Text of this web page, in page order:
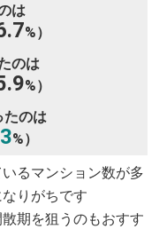
は
%）
のは
%）
たのは
%）
るマンション数が多
りがちです
期を狙うのもおすす